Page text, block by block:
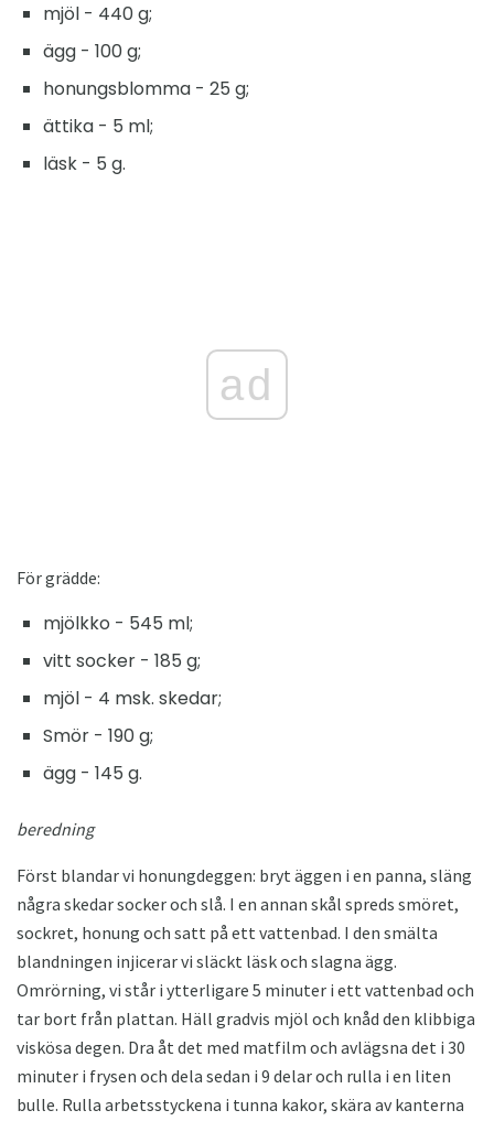
mjöl - 440 g;
ägg - 100 g;
honungsblomma - 25 g;
ättika - 5 ml;
läsk - 5 g.
ad
För grädde:
mjölkko - 545 ml;
vitt socker - 185 g;
mjöl - 4 msk. skedar;
Smör - 190 g;
ägg - 145 g.
beredning
Först blandar vi honungdeggen: bryt äggen i en panna, släng
några skedar socker och slå. I en annan skål spreds smöret,
sockret, honung och satt på ett vattenbad. I den smälta
blandningen injicerar vi släckt läsk och slagna ägg.
Omrörning, vi står i ytterligare 5 minuter i ett vattenbad och
tar bort från plattan. Häll gradvis mjöl och knåd den klibbiga
viskösa degen. Dra åt det med matfilm och avlägsna det i 30
minuter i frysen och dela sedan i 9 delar och rulla i en liten
bulle. Rulla arbetsstyckena i tunna kakor, skära av kanterna